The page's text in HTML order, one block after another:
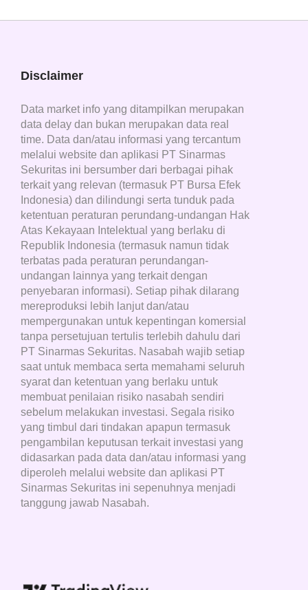
Disclaimer
Data market info yang ditampilkan merupakan
data delay dan bukan merupakan data real
time. Data dan/atau informasi yang tercantum
melalui website dan aplikasi PT Sinarmas
Sekuritas ini bersumber dari berbagai pihak
terkait yang relevan (termasuk PT Bursa Efek
Indonesia) dan dilindungi serta tunduk pada
ketentuan peraturan perundang-undangan Hak
Atas Kekayaan Intelektual yang berlaku di
Republik Indonesia (termasuk namun tidak
terbatas pada peraturan perundangan-
undangan lainnya yang terkait dengan
penyebaran informasi). Setiap pihak dilarang
mereproduksi lebih lanjut dan/atau
mempergunakan untuk kepentingan komersial
tanpa persetujuan tertulis terlebih dahulu dari
PT Sinarmas Sekuritas. Nasabah wajib setiap
saat untuk membaca serta memahami seluruh
syarat dan ketentuan yang berlaku untuk
membuat penilaian risiko nasabah sendiri
sebelum melakukan investasi. Segala risiko
yang timbul dari tindakan apapun termasuk
pengambilan keputusan terkait investasi yang
didasarkan pada data dan/atau informasi yang
diperoleh melalui website dan aplikasi PT
Sinarmas Sekuritas ini sepenuhnya menjadi
tanggung jawab Nasabah.